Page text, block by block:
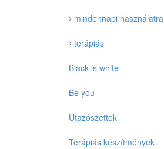
mindennapi használatra
terápiás
Black is white
Be you
Utazószettek
Terápiás készítmények